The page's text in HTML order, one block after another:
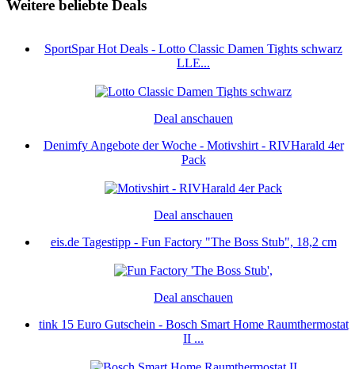
Weitere beliebte Deals
SportSpar Hot Deals - Lotto Classic Damen Tights schwarz
LLE...
Deal anschauen
Denimfy Angebote der Woche - Motivshirt - RIVHarald 4er
Pack
Deal anschauen
eis.de Tagestipp - Fun Factory "The Boss Stub", 18,2 cm
Deal anschauen
tink 15 Euro Gutschein - Bosch Smart Home Raumthermostat
II ...